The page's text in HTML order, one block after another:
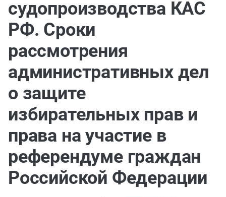
судопроизводства КАС
РФ. Сроки
рассмотрения
административных дел
о защите
избирательных прав и
права на участие в
референдуме граждан
Российской Федерации